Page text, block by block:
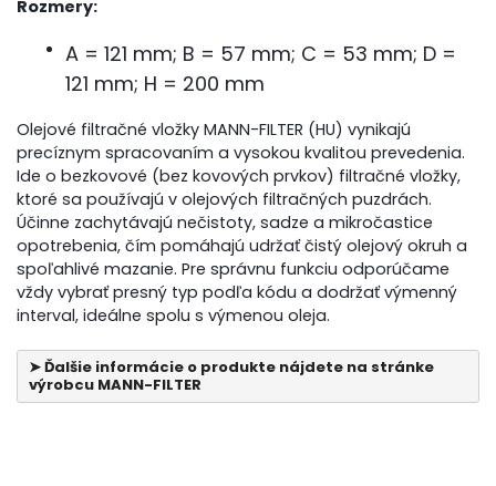
Rozmery:
A = 121 mm; B = 57 mm; C = 53 mm; D =
121 mm; H = 200 mm
Olejové filtračné vložky MANN-FILTER (HU) vynikajú
precíznym spracovaním a vysokou kvalitou prevedenia.
Ide o bezkovové (bez kovových prvkov) filtračné vložky,
ktoré sa používajú v olejových filtračných puzdrách.
Účinne zachytávajú nečistoty, sadze a mikročastice
opotrebenia, čím pomáhajú udržať čistý olejový okruh a
spoľahlivé mazanie. Pre správnu funkciu odporúčame
vždy vybrať presný typ podľa kódu a dodržať výmenný
interval, ideálne spolu s výmenou oleja.
➤ Ďalšie informácie o produkte nájdete na stránke
výrobcu MANN-FILTER